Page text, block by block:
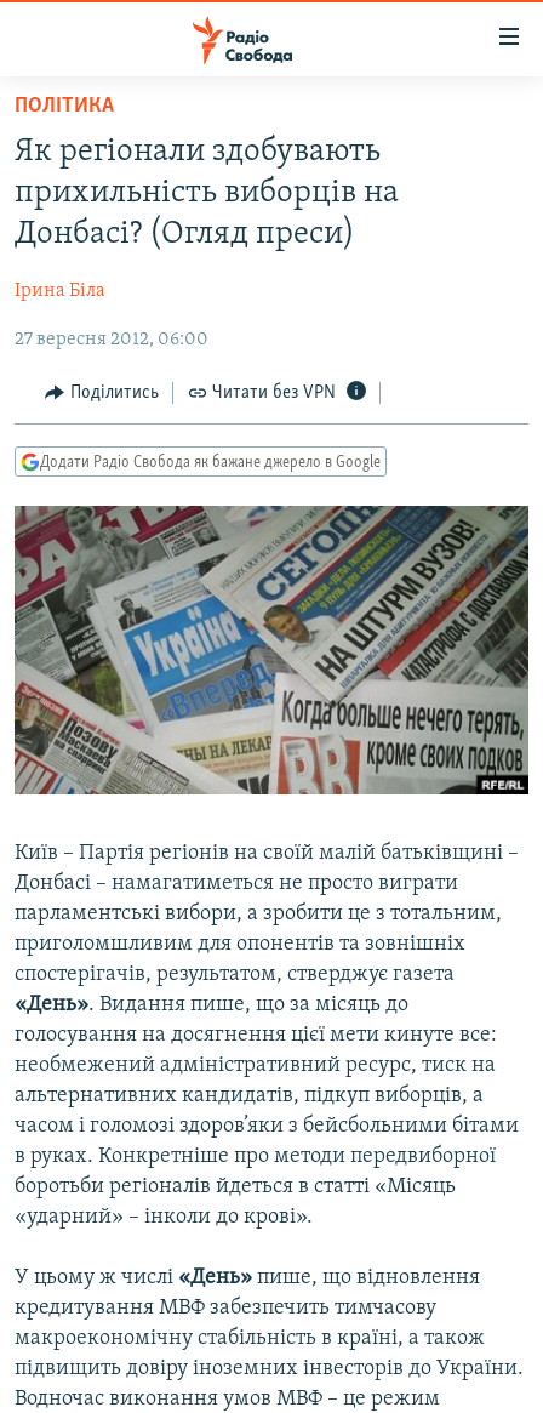
Перейти
основного
матеріалу
Перейти
до
основної
навігації
Перейти
пошуку
РАДІО СВОБОДА – 70 РОКІВ
ВСЕ ЗА ДОБУ
СТАТТІ
СУСПІЛЬСТВО
КУЛЬТУРА
УКРАЇНА
СВІТ
РОСІЙСЬКА «ФІЛЬТРАЦІЯ»
ДОНБАС.РЕАЛІЇ
КРИМ.РЕАЛІЇ
СХЕМИ
КИТАЙ.ВИКЛИКИ
МУЛЬТИМЕДІА
ФОТО
СПЕЦПРОЄКТИ
ПОДКАСТИ
КРИМ РЕАЛІЇ
РУС
КТАТ
ДОЛУЧАЙСЯ!
Усі сайти RFE/RL
ПОЛІТИКА
Як регіонали здобувають
прихильність виборців на
Донбасі? (Огляд преси)
Ірина Біла
27 вересня 2012, 06:00
Поділитись Читати без VPN
Додати Радіо Свобода як бажане джерело в Google
Київ – Партія регіонів на своїй малій батьківщині –
Донбасі – намагатиметься не просто виграти
парламентські вибори, а зробити це з тотальним,
приголомшливим для опонентів та зовнішніх
спостерігачів, результатом, стверджує газета
«День». Видання пише, що за місяць до
голосування на досягнення цієї мети кинуте все:
необмежений адміністративний ресурс, тиск на
альтернативних кандидатів, підкуп виборців, а
часом і голомозі здоров’яки з бейсбольними бітами
в руках. Конкретніше про методи передвиборної
боротьби регіоналів йдеться в статті «Місяць
«ударний» – інколи до крові».
У цьому ж числі «День» пише, що відновлення
кредитування МВФ забезпечить тимчасову
макроекономічну стабільність в країні, а також
підвищить довіру іноземних інвесторів до України.
Водночас виконання умов МВФ – це режим